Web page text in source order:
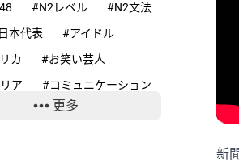
#N2レベル
#N2文法
本代表
#アイドル
カ
#お笑い芸人
ア
#コミュニケーション
プライアンス更多
新